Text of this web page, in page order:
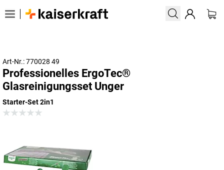
Art-Nr.: 770028 49
Professionelles ErgoTec®
Glasreinigungsset Unger
Starter-Set 2in1